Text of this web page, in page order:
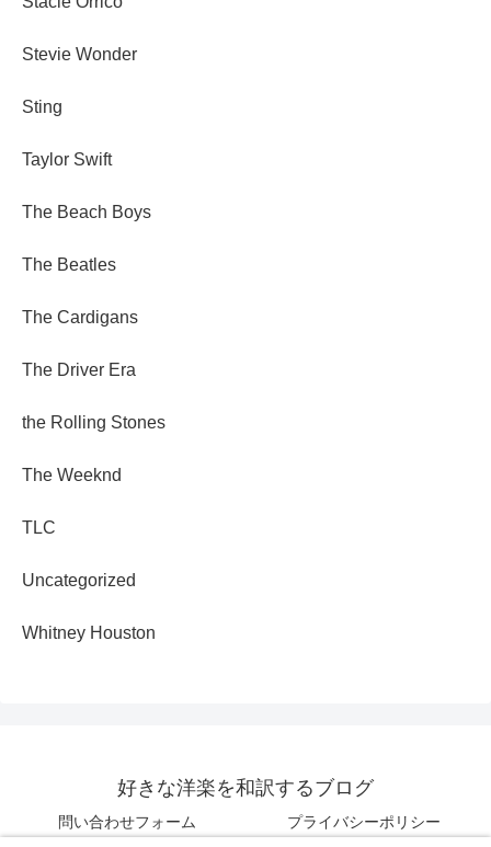
Stevie Wonder
Sting
Taylor Swift
The Beach Boys
The Beatles
The Cardigans
The Driver Era
the Rolling Stones
The Weeknd
TLC
Uncategorized
Whitney Houston
好きな洋楽を和訳するブログ
問い合わせフォーム プライバシーポリシー